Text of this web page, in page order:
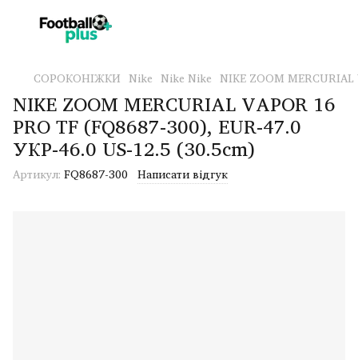
СОРОКОНІЖКИ Nike Nike Nike NIKE ZOOM
NIKE ZOOM MERCURIAL VAPOR 16
PRO TF (FQ8687-300), EUR-47.0
УКР-46.0 US-12.5 (30.5cm)
Артикул: FQ8687-300 Написати відгук